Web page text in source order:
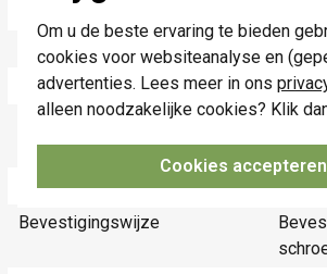
Om u de beste ervaring te bieden
cookies voor websiteanalyse en
advertenties. Lees meer in ons
alleen noodzakelijke cookies? Klik
Cookies accepteren
Uitschakelbaar
Nee
Overspanningsbeveiliging
Nee
Materiaal
Bevestigingswijze